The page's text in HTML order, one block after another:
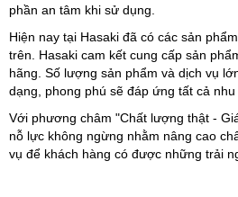
phần an tâm khi sử dụng.
Hiện nay tại Hasaki đã có các sản
trên. Hasaki cam kết cung cấp sản
hãng. Số lượng sản phẩm và dịch vụ
dạng, phong phú sẽ đáp ứng tất cả nhu
Với phương châm "Chất lượng thật -
nỗ lực không ngừng nhằm nâng cao
vụ để khách hàng có được những trải